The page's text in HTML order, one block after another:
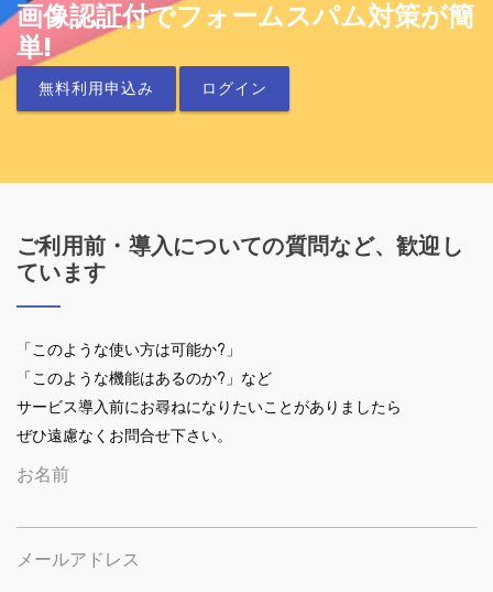
画像認証付でフォームスパム対策が簡
単!
無料利用申込み ログイン
ご利用前・導入についての質問など、歓迎し
ています
「このような使い方は可能か?」
「このような機能はあるのか?」など
サービス導入前にお尋ねになりたいことがありましたら
ぜひ遠慮なくお問合せ下さい。
お名前
メールアドレス